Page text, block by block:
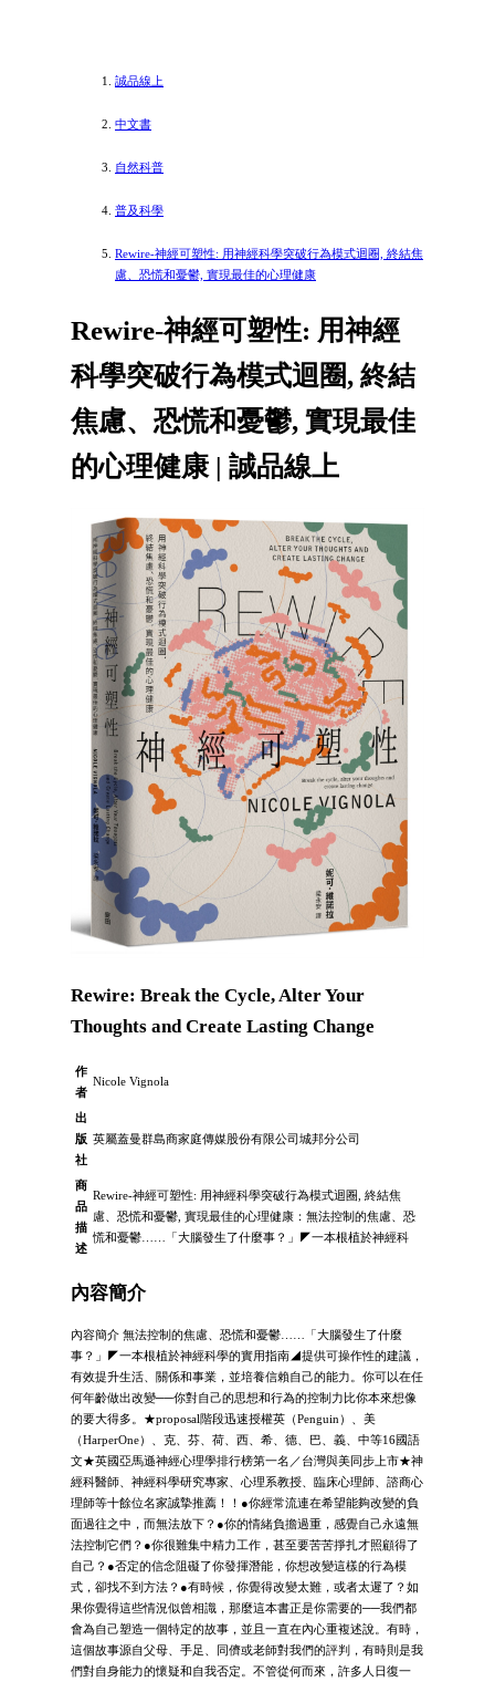
誠品線上
中文書
自然科普
普及科學
Rewire-神經可塑性: 用神經科學突破行為模式迴圈, 終結焦
慮、恐慌和憂鬱, 實現最佳的心理健康
Rewire-神經可塑性: 用神經
科學突破行為模式迴圈, 終結
焦慮、恐慌和憂鬱, 實現最佳
的心理健康 | 誠品線上
Rewire: Break the Cycle, Alter Your
Thoughts and Create Lasting Change
作
者
Nicole Vignola
出
版
社
英屬蓋曼群島商家庭傳媒股份有限公司城邦分公司
商
品
描
述
Rewire-神經可塑性: 用神經科學突破行為模式迴圈, 終結焦
慮、恐慌和憂鬱, 實現最佳的心理健康：無法控制的焦慮、恐
慌和憂鬱……「大腦發生了什麼事？」◤一本根植於神經科
內容簡介
內容簡介 無法控制的焦慮、恐慌和憂鬱……「大腦發生了什麼
事？」◤一本根植於神經科學的實用指南◢提供可操作性的建議，
有效提升生活、關係和事業，並培養信賴自己的能力。你可以在任
何年齡做出改變──你對自己的思想和行為的控制力比你本來想像
的要大得多。★proposal階段迅速授權英（Penguin）、美
（HarperOne）、克、芬、荷、西、希、德、巴、義、中等16國語
文★英國亞馬遜神經心理學排行榜第一名／台灣與美同步上市★神
經科醫師、神經科學研究專家、心理系教授、臨床心理師、諮商心
理師等十餘位名家誠摯推薦！！●你經常流連在希望能夠改變的負
面過往之中，而無法放下？●你的情緒負擔過重，感覺自己永遠無
法控制它們？●你很難集中精力工作，甚至要苦苦掙扎才照顧得了
自己？●否定的信念阻礙了你發揮潛能，你想改變這樣的行為模
式，卻找不到方法？●有時候，你覺得改變太難，或者太遲了？如
果你覺得這些情況似曾相識，那麼這本書正是你需要的──我們都
會為自己塑造一個特定的故事，並且一直在內心重複述說。有時，
這個故事源自父母、手足、同儕或老師對我們的評判，有時則是我
們對自身能力的懷疑和自我否定。不管從何而來，許多人日復一